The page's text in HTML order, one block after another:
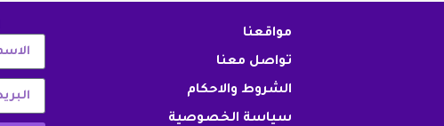
مواقعنا
تواصل معنا
الشروط والاحكام
سياسة الخصوصية